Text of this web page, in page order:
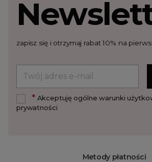
Metody płatności
zapisz się i otrzymaj rabat 10% na
*Akceptuję ogólne warunki
prywatności